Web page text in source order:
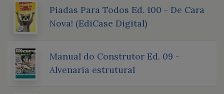
Piadas Para Todos Ed. 100 - De Cara
Nova! (EdiCase Digital)
Manual do Construtor Ed. 09 -
Alvenaria estrutural